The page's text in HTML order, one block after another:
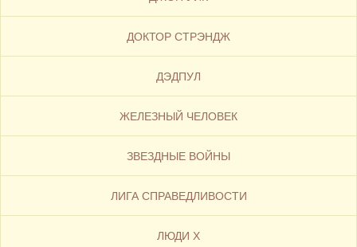
ДОКТОР СТРЭНДЖ
ДЭДПУЛ
ЖЕЛЕЗНЫЙ ЧЕЛОВЕК
ЗВЕЗДНЫЕ ВОЙНЫ
ЛИГА СПРАВЕДЛИВОСТИ
ЛЮДИ Х